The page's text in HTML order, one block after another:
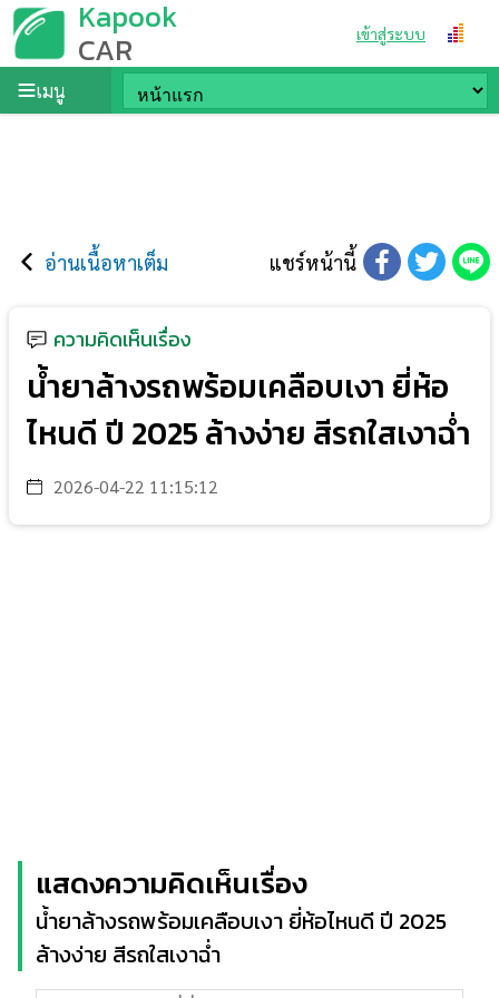
Kapook
CAR เข้าสู่ระบบ
เมนู
อ่านเนื้อหาเต็ม แชร์หน้านี้
ความคิดเห็นเรื่อง
น้ำยาล้างรถพร้อมเคลือบเงา ยี่ห้อ
ไหนดี ปี 2025 ล้างง่าย สีรถใสเงาฉ่ำ
2026-04-22 11:15:12
แสดงความคิดเห็นเรื่อง
น้ำยาล้างรถพร้อมเคลือบเงา ยี่ห้อไหนดี ปี 2025
ล้างง่าย สีรถใสเงาฉ่ำ